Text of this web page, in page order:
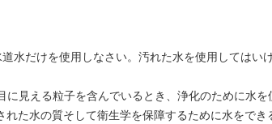
水だけを使用しなさい。汚れた水を使用しては
に見える粒子を含んでいるとき、浄化のために水
れた水の質そして衛生学を保障するために水をでき